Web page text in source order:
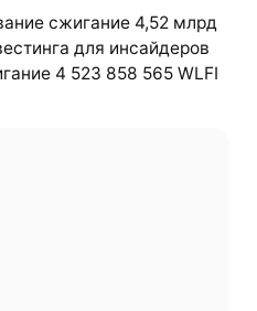
сжигание 4,52 млрд
для инсайдеров
4 523 858 565 WLFI